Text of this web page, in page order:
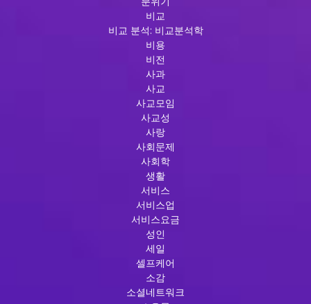
비교
비교 분석: 비교분석학
비용
비전
사과
사교
사교모임
사교성
사랑
사회문제
사회학
생활
서비스
서비스업
서비스요금
성인
세일
셀프케어
소감
소셜네트워크